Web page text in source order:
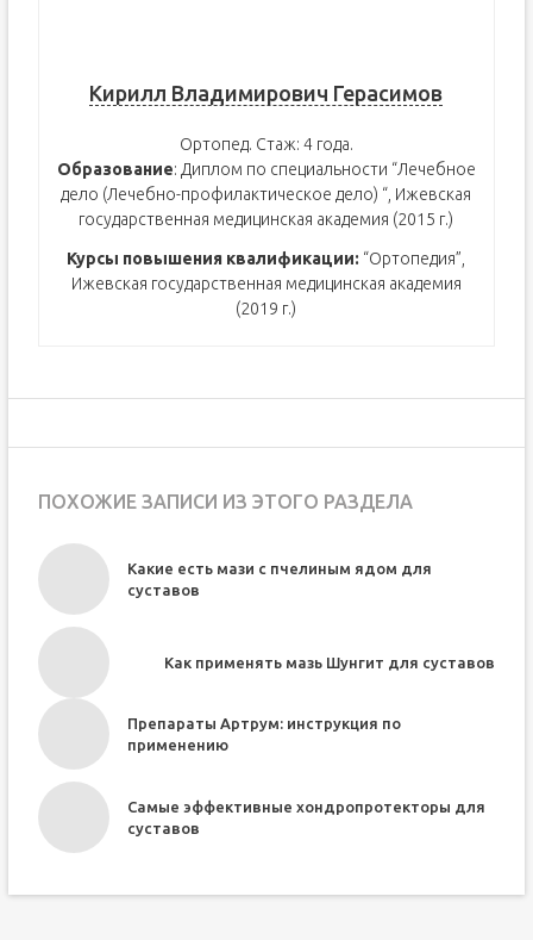
Кирилл Владимирович Герасимов
Ортопед. Стаж: 4 года.
Образование: Диплом по специальности “Лечебное
дело (Лечебно-профилактическое дело) “, Ижевская
государственная медицинская академия (2015 г.)
Курсы повышения квалификации: “Ортопедия”,
Ижевская государственная медицинская академия
(2019 г.)
ПОХОЖИЕ ЗАПИСИ ИЗ ЭТОГО РАЗДЕЛА
Какие есть мази с пчелиным ядом для
суставов
Как применять мазь Шунгит для суставов
Препараты Артрум: инструкция по
применению
Самые эффективные хондропротекторы для
суставов